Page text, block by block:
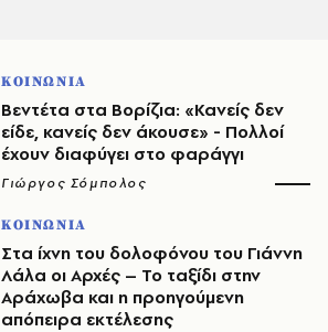
ΚΟΙΝΩΝΙΑ
Βεντέτα στα Βορίζια: «Κανείς δεν
είδε, κανείς δεν άκουσε» - Πολλοί
έχουν διαφύγει στο φαράγγι
Γιώργος Σόμπολος
ΚΟΙΝΩΝΙΑ
Στα ίχνη του δολοφόνου του Γιάννη
Λάλα οι Αρχές – Το ταξίδι στην
Αράχωβα και η προηγούμενη
απόπειρα εκτέλεσης